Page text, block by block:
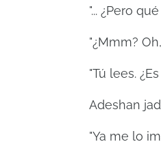
"... ¿Pero
"¿Mmm?
"Tú lees.
Adeshan
"Ya me lo